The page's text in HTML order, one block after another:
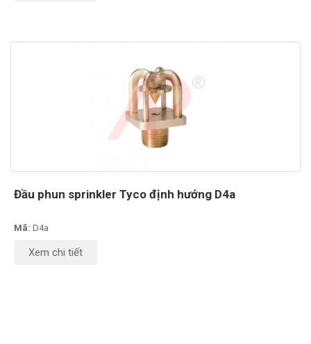
Đầu phun sprinkler Tyco định hướng D4a
Mã: D4a
Xem chi tiết